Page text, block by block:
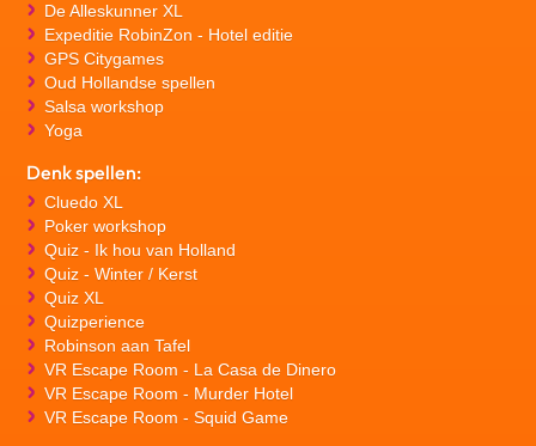
De Alleskunner XL
Expeditie RobinZon - Hotel editie
GPS Citygames
Oud Hollandse spellen
Salsa workshop
Yoga
Denk spellen:
Cluedo XL
Poker workshop
Quiz - Ik hou van Holland
Quiz - Winter / Kerst
Quiz XL
Quizperience
Robinson aan Tafel
VR Escape Room - La Casa de Dinero
VR Escape Room - Murder Hotel
VR Escape Room - Squid Game